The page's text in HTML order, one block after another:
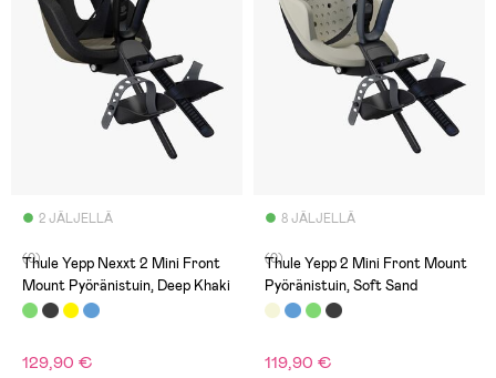
2 JÄLJELLÄ
(0)
Thule Yepp Nexxt 2 Mini Front
Mount Pyöränistuin, Deep Khaki
129,90 €
8 JÄLJELLÄ
(0)
Thule Yepp 2 Mini Front Mount
Pyöränistuin, Soft Sand
119,90 €